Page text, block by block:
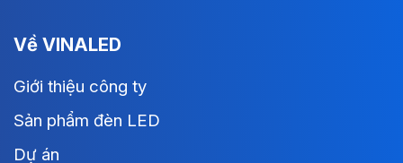
Về VINALED
Giới thiệu công ty
Sản phẩm đèn LED
Dự án